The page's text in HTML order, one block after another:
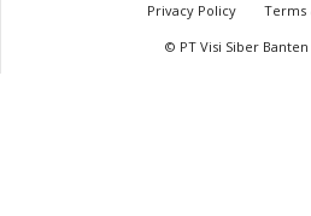
Privacy Policy
Terms
© PT Visi Siber Banten